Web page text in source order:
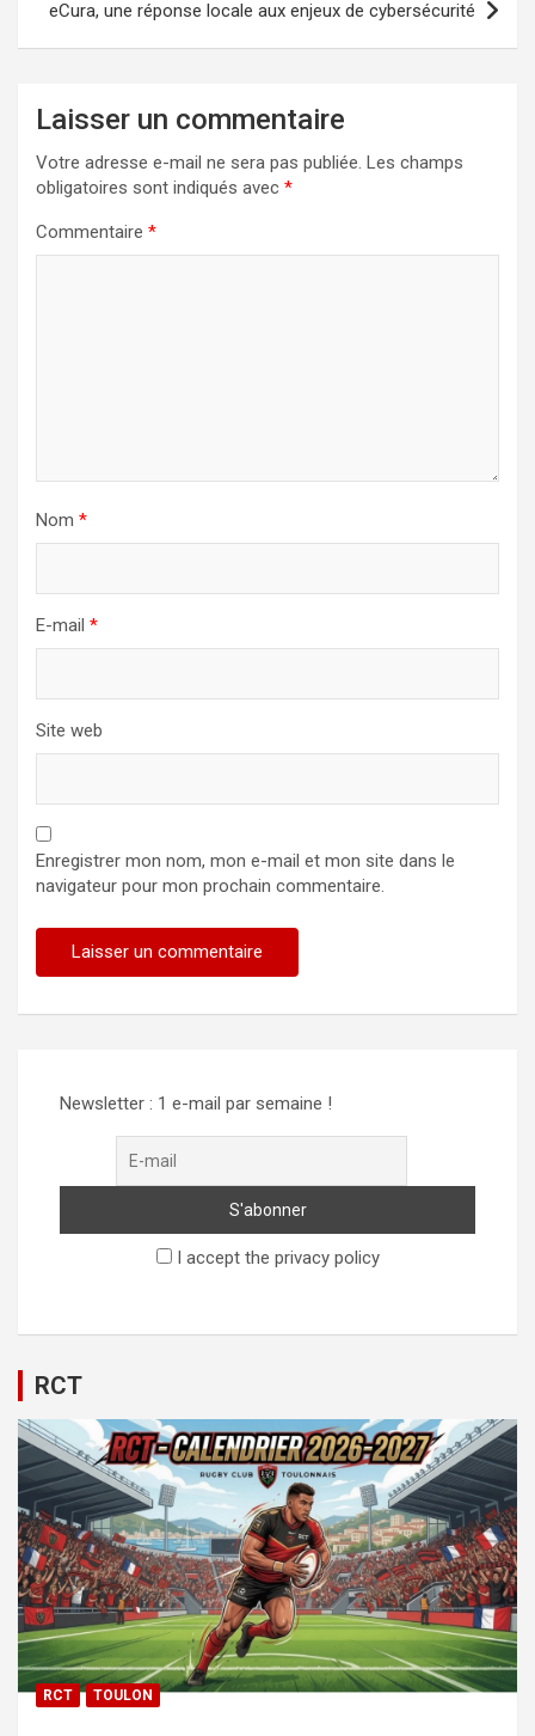
eCura, une réponse locale aux enjeux de cybersécurité
Laisser un commentaire
Votre adresse e-mail ne sera pas publiée. Les champs
obligatoires sont indiqués avec *
Commentaire *
Nom *
E-mail *
Site web
Enregistrer mon nom, mon e-mail et mon site dans le
navigateur pour mon prochain commentaire.
Newsletter : 1 e-mail par semaine !
I accept the privacy policy
RCT
RCT TOULON